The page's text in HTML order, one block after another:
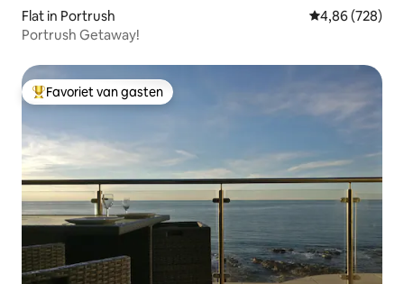
Flat in Portrush Gemiddelde
4,86 (728)
Portrush Getaway!
Topfavoriet van gasten
Favoriet van gasten